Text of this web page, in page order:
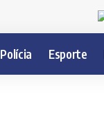
Polícia Esporte